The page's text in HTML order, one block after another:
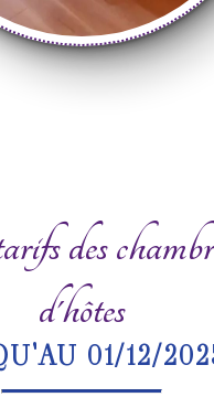
des
d'hôtes
01/12/